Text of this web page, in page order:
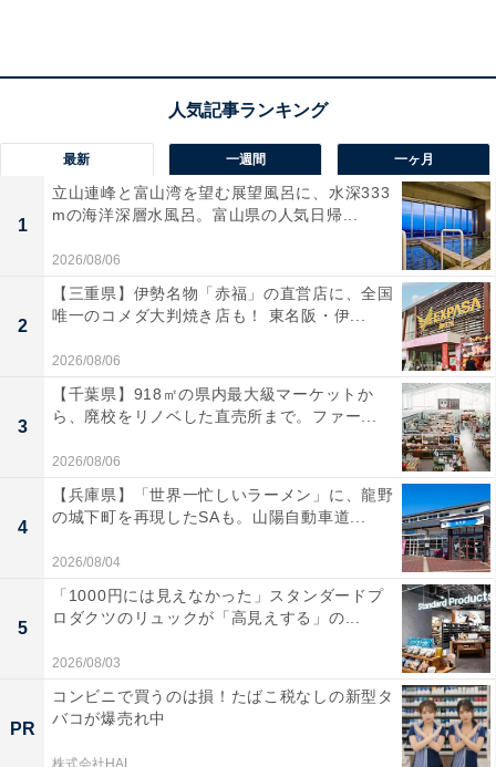
愛知県）
「インターネットの情報で見たことがあり、素敵だ
と思っていたから」（40代男性／和歌山県）
「広大な敷地に色とりどりの花が咲き、ゴールデン
ウィークでも季節の花を楽しめて北海道らしい景色
を満喫できるから」（20代男性／愛知県）
最新 一週間 一ヶ月
1
立山連峰と富山湾を望む展望風呂に、水深333
mの海洋深層水風呂。富山県の人気日帰...
2026/08/06
2
【三重県】伊勢名物「赤福」の直営店に、全国
唯一のコメダ大判焼き店も！ 東名阪・伊...
2026/08/06
3
【千葉県】918㎡の県内最大級マーケットか
ら、廃校をリノベした直売所まで。ファー...
2026/08/06
4
【兵庫県】「世界一忙しいラーメン」に、龍野
の城下町を再現したSAも。山陽自動車道...
2026/08/04
5
「1000円には見えなかった」スタンダードプ
ロダクツのリュックが「高見えする」の...
2026/08/03
PR
コンビニで買うのは損！たばこ税なしの新型タ
バコが爆売れ中
株式会社HAL